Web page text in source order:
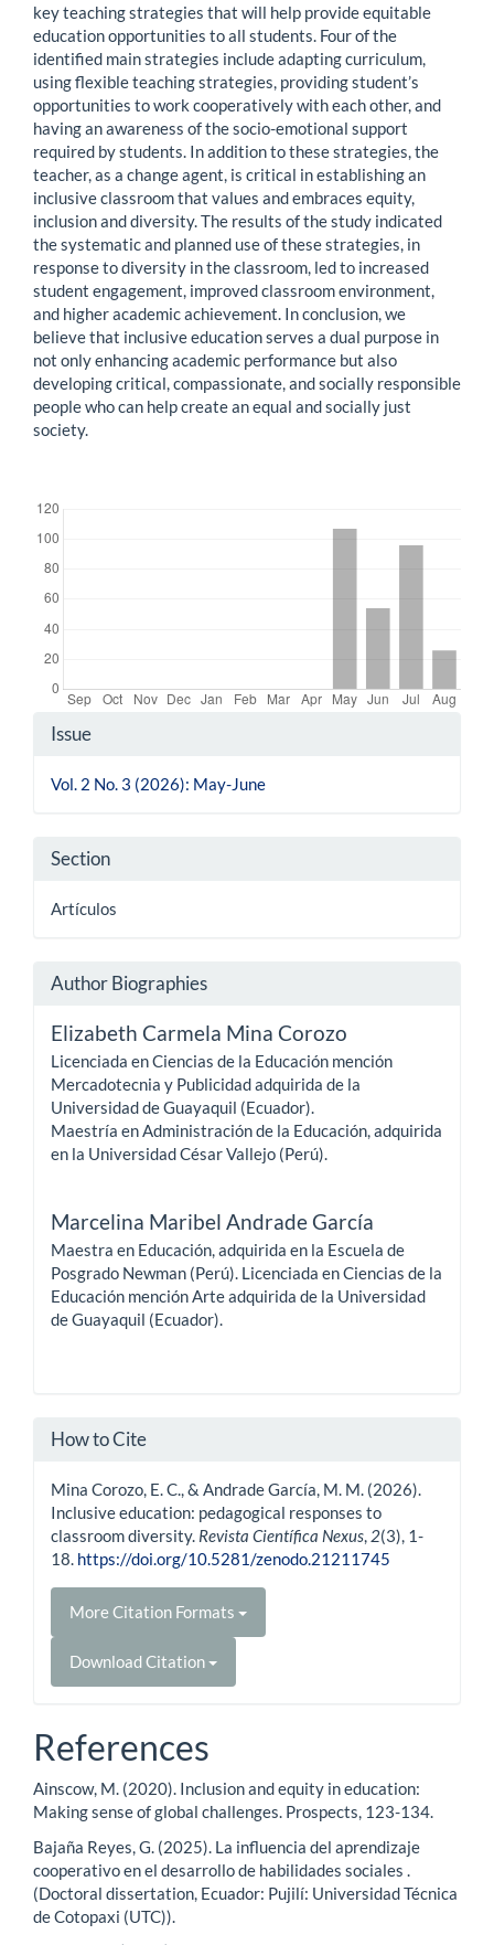
key teaching strategies that will help provide equitable
education opportunities to all students. Four of the
identified main strategies include adapting curriculum,
using flexible teaching strategies, providing student’s
opportunities to work cooperatively with each other, and
having an awareness of the socio-emotional support
required by students. In addition to these strategies, the
teacher, as a change agent, is critical in establishing an
inclusive classroom that values and embraces equity,
inclusion and diversity. The results of the study indicated
the systematic and planned use of these strategies, in
response to diversity in the classroom, led to increased
student engagement, improved classroom environment,
and higher academic achievement. In conclusion, we
believe that inclusive education serves a dual purpose in
not only enhancing academic performance but also
developing critical, compassionate, and socially responsible
people who can help create an equal and socially just
society.
Article
Details
Issue
Vol. 2 No. 3 (2026): May-June
Section
Artículos
Author Biographies
Elizabeth Carmela Mina Corozo
Licenciada en Ciencias de la Educación mención
Mercadotecnia y Publicidad adquirida de la
Universidad de Guayaquil (Ecuador).
Maestría en Administración de la Educación, adquirida
en la Universidad César Vallejo (Perú).
Marcelina Maribel Andrade García
Maestra en Educación, adquirida en la Escuela de
Posgrado Newman (Perú). Licenciada en Ciencias de la
Educación mención Arte adquirida de la Universidad
de Guayaquil (Ecuador).
How to Cite
Mina Corozo, E. C., & Andrade García, M. M. (2026).
Inclusive education: pedagogical responses to
classroom diversity. Revista Científica Nexus, 2(3), 1-
18. https://doi.org/10.5281/zenodo.21211745
More Citation Formats
Download Citation
References
Ainscow, M. (2020). Inclusion and equity in education:
Making sense of global challenges. Prospects, 123-134.
Bajaña Reyes, G. (2025). La influencia del aprendizaje
cooperativo en el desarrollo de habilidades sociales .
(Doctoral dissertation, Ecuador: Pujilí: Universidad Técnica
de Cotopaxi (UTC)).